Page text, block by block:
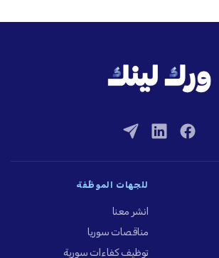
للجهات الموظِّفة
انشر معنا
مناقصات سوريا
توظيف كفاءات سورية